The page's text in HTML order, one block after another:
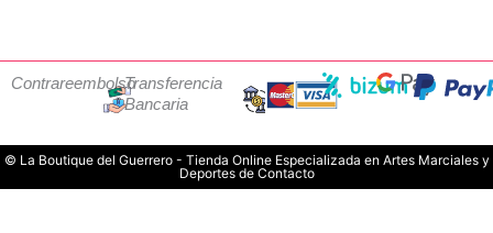
ContrareembolsoTransferencia
Bancaria
© La Boutique del Guerrero - Tienda Online Especializada en Artes Marciales y
Deportes de Contacto